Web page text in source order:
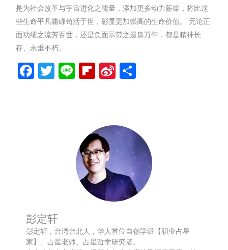
是为社会改革与宇宙进化之能量，添加更多动力薪柴，将比这
些生命平凡庸碌苟活于世，彰显更加崇高的生命价值。 无论正
面功绩之流芳百世，还是负面示范之遗臭万年，都是精神长
存、永垂不朽。
Facebook
Twitter
LineFlipboard
Sina
彭定轩
彭定轩，台湾台北人，华人首位自创学派【职业占星
家】、占星老师、占星哲学研究者。